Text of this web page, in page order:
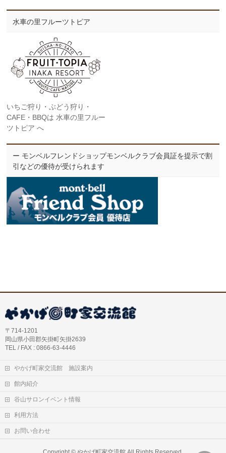
水車の里フルーツトピア
いちご狩り・ぶどう狩り・
CAFE・BBQは 水車の里フルー
ツトピア へ
ー モンベルフレンドショップモンベルクラブ会員証を提示で割
引などの優待が受けられます
〒714-1201
岡山県小田郡矢掛町矢掛2639
TEL / FAX : 0866-63-4446
やかげ町家交流館 施設案内
館内紹介
谷山サロンイベント情報
利用方法
お問い合わせ